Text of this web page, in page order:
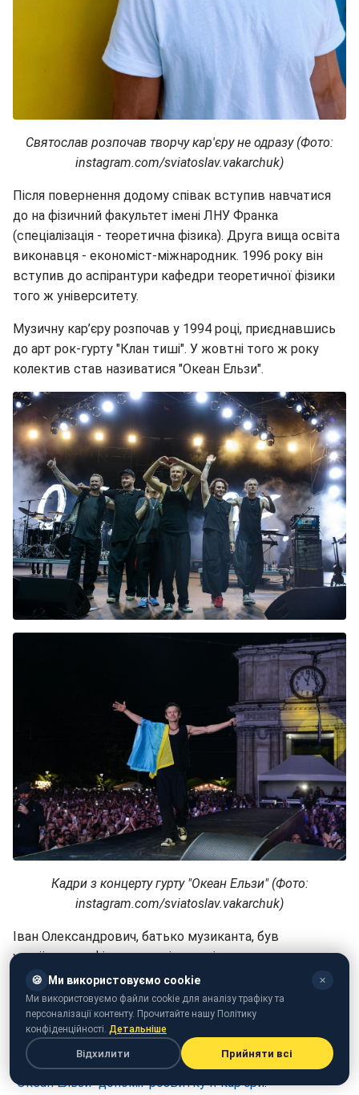
Святослав розпочав творчу кар'єру не одразу (Фото:
instagram.com/sviatoslav.vakarchuk)
Після повернення додому співак вступив навчатися
до на фізичний факультет імені ЛНУ Франка
(спеціалізація - теоретична фізика). Друга вища освіта
виконавця - економіст-міжнародник. 1996 року він
вступив до аспірантури кафедри теоретичної фізики
того ж університету.
Музичну кар’єру розпочав у 1994 році, приєднавшись
до арт рок-гурту "Клан тиші". У жовтні того ж року
колектив став називатися "Океан Ельзи".
Кадри з концерту гурту "Океан Ельзи" (Фото:
instagram.com/sviatoslav.vakarchuk)
Іван Олександрович, батько музиканта, був
українським фізиком, політиком і громадським
діячем. Пішов з життя у 2020-му у віці 73 років.
Нещодавно Вакарчуквразив імпровізованим
концертом у центрі Києва
А відома співачка тим часом пригадала,як фронтмен
"Океан Ельзи" допоміг розвитку її кар'єри.
🍪 Ми використовуємо cookie ✕
Ми використовуємо файли cookie для аналізу трафіку та
персоналізації контенту. Прочитайте нашу Політику
конфіденційності. Детальніше
Відхилити Прийняти всі